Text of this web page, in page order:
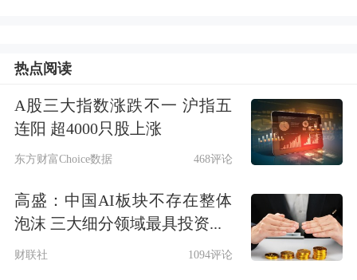
农业农村部表示，将密切跟踪方案落实
情况，加强监测预警，压实地方属地责
任，强化政策协同，健全上下联动、响
应及时的生猪产能综合调控机制，推动
生猪价格保持在合理水平，更好稳定产
热点阅读
A股三大指数涨跌不一 沪指五
连阳 超4000只股上涨
东方财富Choice数据 468评论
高盛：中国AI板块不存在整体
泡沫 三大细分领域最具投资...
财联社 1094评论